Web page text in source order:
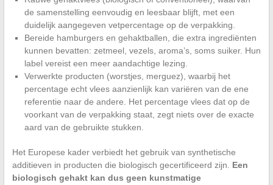
de samenstelling eenvoudig en leesbaar blijft, met een
duidelijk aangegeven vetpercentage op de verpakking.
Bereide hamburgers en gehaktballen, die extra ingrediënten
kunnen bevatten: zetmeel, vezels, aroma’s, soms suiker. Hun
label vereist een meer aandachtige lezing.
Verwerkte producten (worstjes, merguez), waarbij het
percentage echt vlees aanzienlijk kan variëren van de ene
referentie naar de andere. Het percentage vlees dat op de
voorkant van de verpakking staat, zegt niets over de exacte
aard van de gebruikte stukken.
Het Europese kader verbiedt het gebruik van synthetische
additieven in producten die biologisch gecertificeerd zijn. Een
biologisch gehakt kan dus geen kunstmatige